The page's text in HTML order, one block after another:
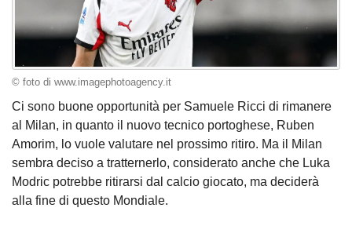
© foto di www.imagephotoagency.it
Ci sono buone opportunità per Samuele Ricci di rimanere
al Milan, in quanto il nuovo tecnico portoghese, Ruben
Amorim, lo vuole valutare nel prossimo ritiro. Ma il Milan
sembra deciso a tratternerlo, considerato anche che Luka
Modric potrebbe ritirarsi dal calcio giocato, ma deciderà
alla fine di questo Mondiale.